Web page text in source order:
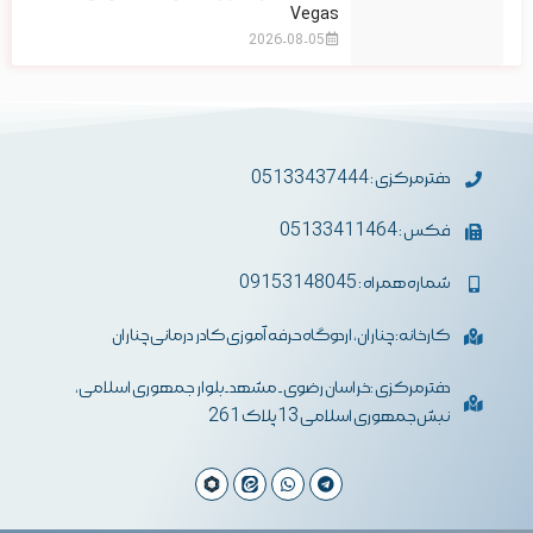
Vegas
دفترمرکزی : 05133437444
فکس : 05133411464
شماره همراه : 09153148045
کارخانه: چناران، اردوگاه حرفه آموزی کادر درمانی چناران
دفترمرکزی :خراسان رضوی- مشهد-بلوار جمهوری اسلامی،
نبش جمهوری اسلامی 13 پلاک 261